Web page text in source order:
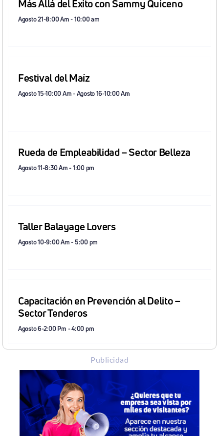
Más Allá del Éxito con Sammy Quiceno
Agosto 21-8:00 Am-10:00 am
Festival del Maíz
Agosto 15-10:00 Am-Agosto 16-10:00 Am
Rueda de Empleabilidad – Sector Belleza
Agosto 11-8:30 Am-1:00 pm
Taller Balayage Lovers
Agosto 10-9:00 Am-5:00 pm
Capacitación en Prevención al Delito –
Sector Tenderos
Agosto 6-2:00 Pm -4:00 pm
Publicidad